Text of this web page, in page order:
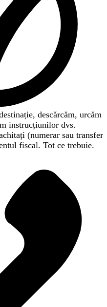
descărcăm, urcăm
instrucțiunilor dvs.
(numerar sau transfer
fiscal. Tot ce trebuie.